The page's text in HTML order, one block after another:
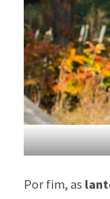
Por fim, as